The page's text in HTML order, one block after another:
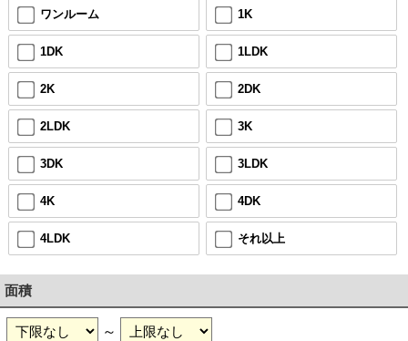
ワンルーム 1K
1DK 1LDK
2K 2DK
2LDK 3K
3DK 3LDK
4K 4DK
4LDK それ以上
面積
～